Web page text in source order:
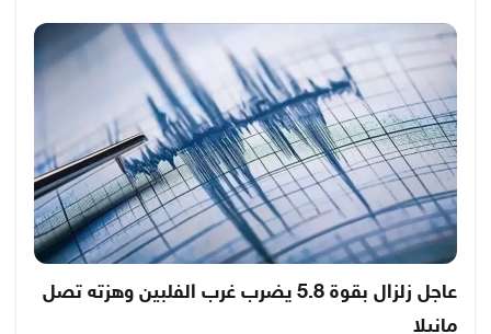
عاجل زلزال بقوة 5.8 يضرب غرب الفلبين وهزته تصل
مانيلا